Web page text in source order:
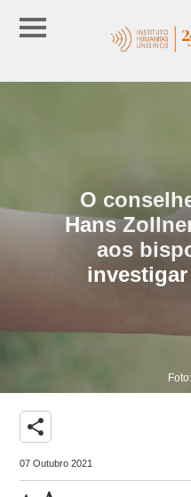
O
Hans
aos
share
07 Outubro 2021